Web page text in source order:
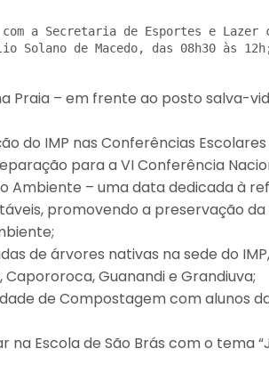
a Secretaria de Esportes e Lazer
Solano de Macedo, das 08h30 às
Praia – em frente ao posto salva-
do IMP nas Conferências
para a VI Conferência
Ambiente – uma data dedicada à
promovendo a preservação
de árvores nativas na sede do
Capororoca, Guanandi e Grandiuva;
de Compostagem com alunos
na Escola de São Brás com o tema